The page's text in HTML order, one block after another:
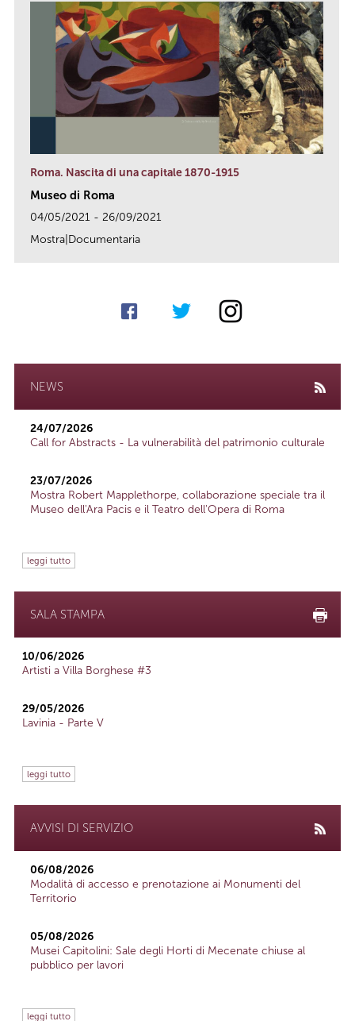
Roma. Nascita di una capitale 1870-1915
Museo di Roma
04/05/2021 - 26/09/2021
Mostra|Documentaria
NEWS
24/07/2026
Call for Abstracts - La vulnerabilità del patrimonio culturale
23/07/2026
Mostra Robert Mapplethorpe, collaborazione speciale tra il
Museo dell'Ara Pacis e il Teatro dell'Opera di Roma
leggi tutto
SALA STAMPA
10/06/2026
Artisti a Villa Borghese #3
29/05/2026
Lavinia - Parte V
leggi tutto
AVVISI DI SERVIZIO
06/08/2026
Modalità di accesso e prenotazione ai Monumenti del
Territorio
05/08/2026
Musei Capitolini: Sale degli Horti di Mecenate chiuse al
pubblico per lavori
leggi tutto